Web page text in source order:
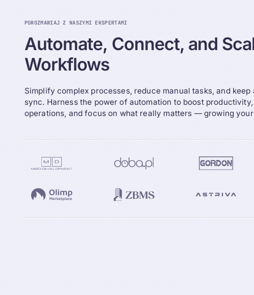
POROZMAWIAJ Z NASZYMI EKSPERTAMI
Automate, Connect, and
Workflows
Simplify complex processes, reduce manual tasks, and keep
sync. Harness the power of automation to boost
operations, and focus on what really matters — growing your